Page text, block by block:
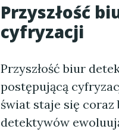
Przyszłość
cyfryzacji
Przyszłość biur
postępującą
świat staje się
detektywów